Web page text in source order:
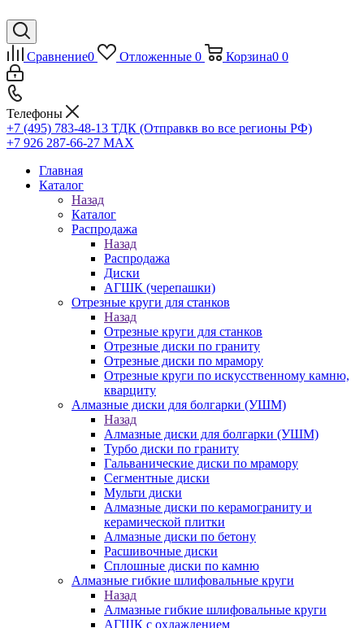
Сравнение0 Отложенные 0 Корзина0 0
Телефоны
+7 (495) 783-48-13 ТДК (Отправкв во все регионы РФ)
+7 926 287-66-27 МАХ
Главная
Каталог
Назад
Каталог
Распродажа
Назад
Распродажа
Диски
АГШК (черепашки)
Отрезные круги для станков
Назад
Отрезные круги для станков
Отрезные диски по граниту
Отрезные диски по мрамору
Отрезные круги по искусственному камню,
кварциту
Алмазные диски для болгарки (УШМ)
Назад
Алмазные диски для болгарки (УШМ)
Турбо диски по граниту
Гальванические диски по мрамору
Сегментные диски
Мульти диски
Алмазные диски по керамограниту и
керамической плитки
Алмазные диски по бетону
Расшивочные диски
Сплошные диски по камню
Алмазные гибкие шлифовальные круги
Назад
Алмазные гибкие шлифовальные круги
АГШК с охлаждением